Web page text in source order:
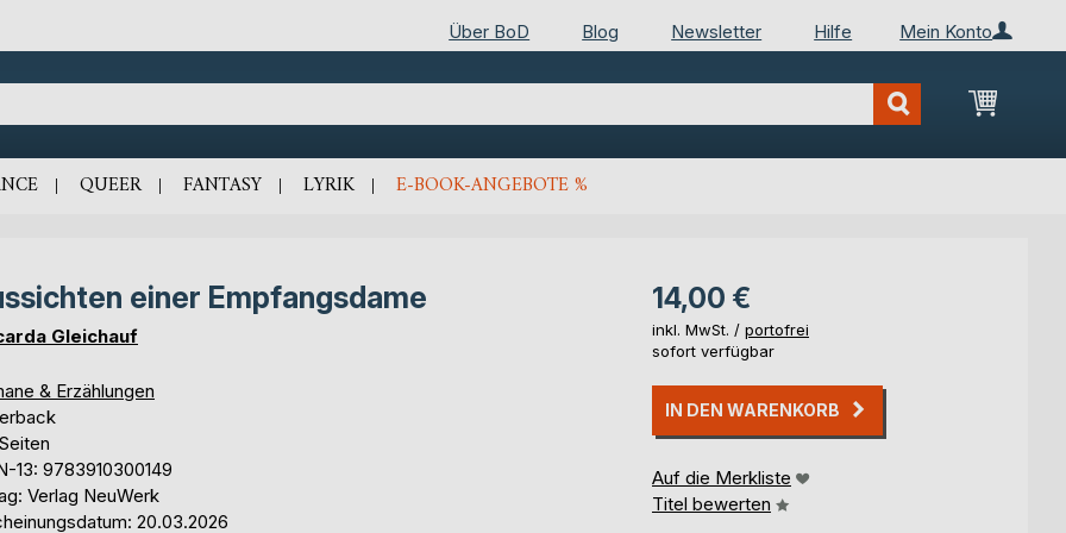
Mein Konto
Über BoD Blog Newsletter Hilfe
Mein
QUEER FANTASY LYRIK E-BOOK-ANGEBOTE %
einer Empfangsdame
Gleichauf
& Erzählungen
13: 9783910300149
Verlag NeuWerk
20.03.2026
14,00 €
inkl. MwSt. / portofrei
sofort verfügbar
IN DEN WARENKORB
Auf die Merkliste
Titel bewerten